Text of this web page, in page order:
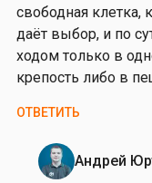
свободная клетка,
даёт выбор, и по
ходом только в
крепость либо в
ОТВЕТИТЬ
Андрей
Ответ